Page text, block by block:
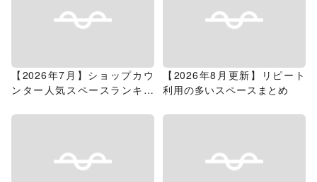
【2026年7月】ショップカウ
ンター人気スペースランキン
【2026年8月更新】リピート
利用の多いスペースまとめ